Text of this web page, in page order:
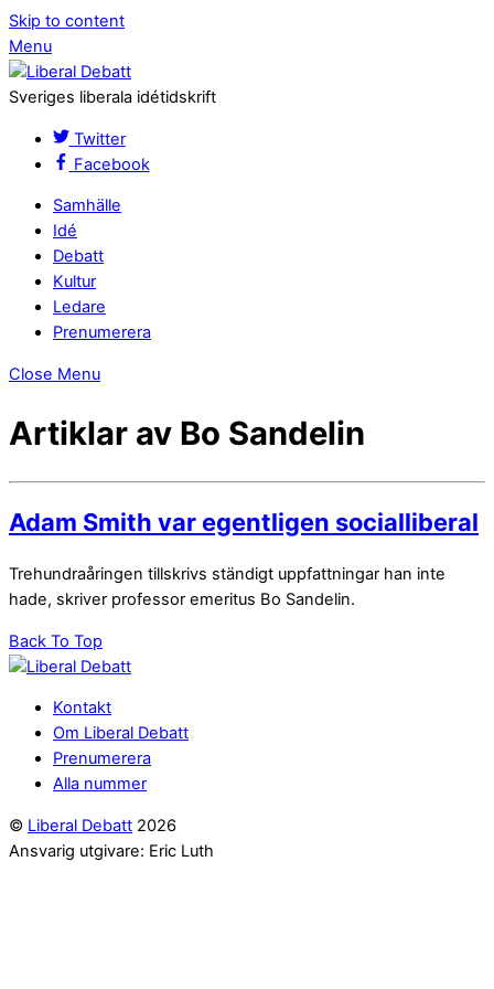
Skip to content
Menu
Sveriges liberala idétidskrift
Twitter
Facebook
Samhälle
Idé
Debatt
Kultur
Ledare
Prenumerera
Close Menu
Artiklar av Bo Sandelin
Adam Smith var egentligen socialliberal
Trehundraåringen tillskrivs ständigt uppfattningar han inte
hade, skriver professor emeritus Bo Sandelin.
Back To Top
Kontakt
Om Liberal Debatt
Prenumerera
Alla nummer
© Liberal Debatt 2026
Ansvarig utgivare: Eric Luth